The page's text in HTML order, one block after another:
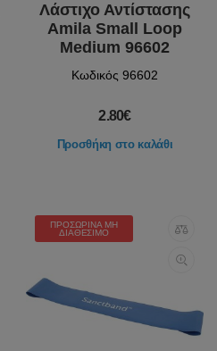
Λάστιχο Αντίστασης
Amila Small Loop
Medium 96602
Κωδικός 96602
2.80€
Προσθήκη στο καλάθι
ΠΡΟΣΩΡΙΝΆ ΜΗ
ΔΙΑΘΈΣΙΜΟ